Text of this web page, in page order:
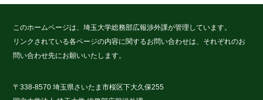
このホームページは、埼玉大学総務部広報渉外課が管理しています。
リンクされている各ページの内容に関するお問い合わせは、それぞれのお
問い合わせ先にお願いいたします。
〒338-8570 埼玉県さいたま市桜区下大久保255